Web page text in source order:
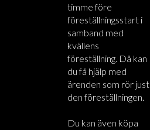
timme före
föreställningsstart i
samband med
kvällens
föreställning. Då kan
du få hjälp med
ärenden som rör just
den föreställningen.
Du kan även köpa